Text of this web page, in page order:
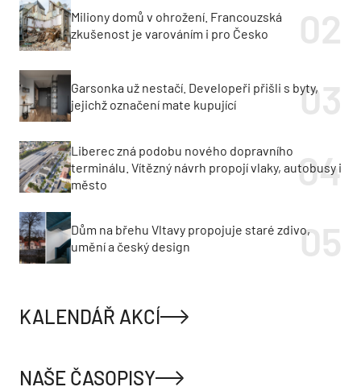
Miliony domů v ohrožení. Francouzská
zkušenost je varováním i pro Česko
Garsonka už nestačí. Developeři přišli s byty,
jejichž označení mate kupující
Liberec zná podobu nového dopravního
terminálu. Vítězný návrh propojí vlaky, autobusy i
město
Dům na břehu Vltavy propojuje staré zdivo,
umění a český design
KALENDÁŘ AKCÍ
NAŠE ČASOPISY